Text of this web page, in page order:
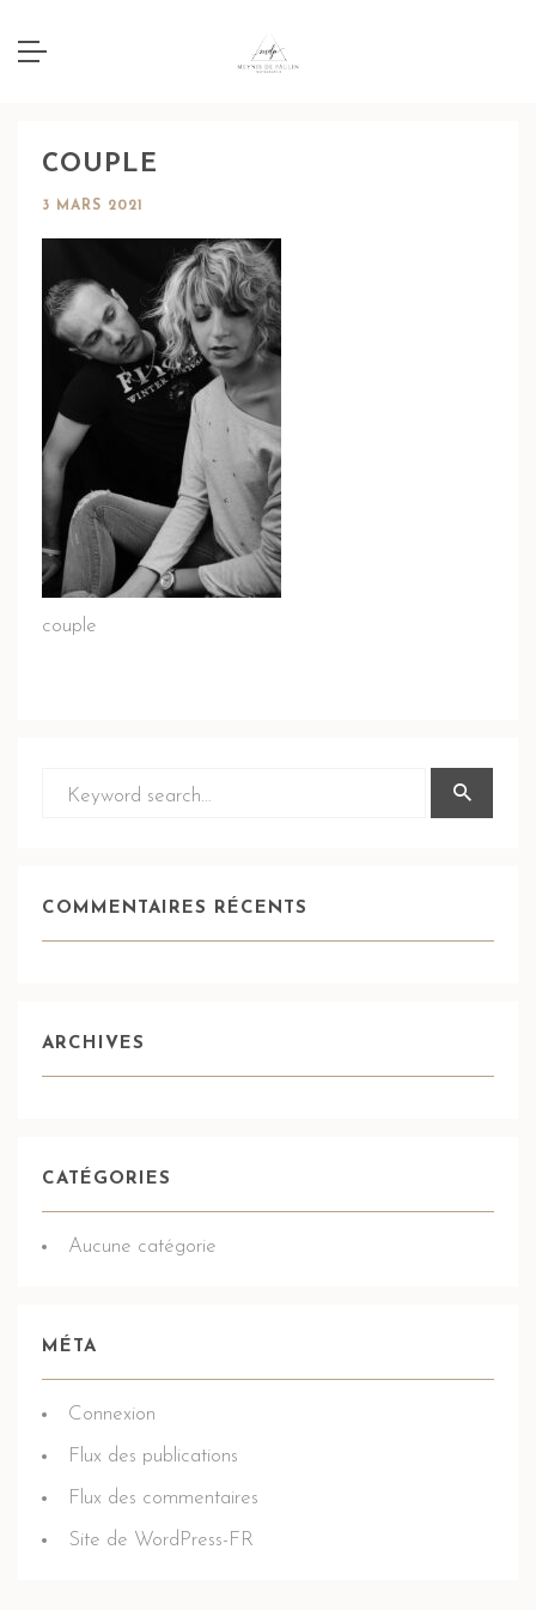
COUPLE
3 MARS 2021
couple
COMMENTAIRES RÉCENTS
ARCHIVES
CATÉGORIES
Aucune catégorie
MÉTA
Connexion
Flux des publications
Flux des commentaires
Site de WordPress-FR